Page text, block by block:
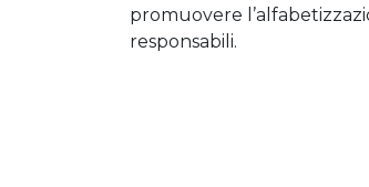
promuovere
responsabili.